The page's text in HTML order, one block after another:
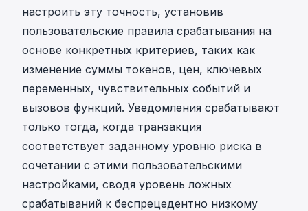
настроить эту точность, установив
пользовательские правила срабатывания на
основе конкретных критериев, таких как
изменение суммы токенов, цен, ключевых
переменных, чувствительных событий и
вызовов функций. Уведомления срабатывают
только тогда, когда транзакция
соответствует заданному уровню риска в
сочетании с этими пользовательскими
настройками, сводя уровень ложных
срабатываний к беспрецедентно низкому